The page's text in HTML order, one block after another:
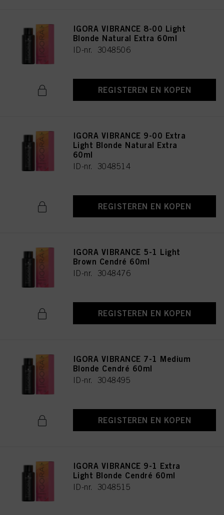
IGORA VIBRANCE 8-00 Light
Blonde Natural Extra 60ml
ID-nr. 3048506
REGISTEREN EN KOPEN
IGORA VIBRANCE 9-00 Extra
Light Blonde Natural Extra
60ml
ID-nr. 3048514
REGISTEREN EN KOPEN
IGORA VIBRANCE 5-1 Light
Brown Cendré 60ml
ID-nr. 3048476
REGISTEREN EN KOPEN
IGORA VIBRANCE 7-1 Medium
Blonde Cendré 60ml
ID-nr. 3048495
REGISTEREN EN KOPEN
IGORA VIBRANCE 9-1 Extra
Light Blonde Cendré 60ml
ID-nr. 3048515